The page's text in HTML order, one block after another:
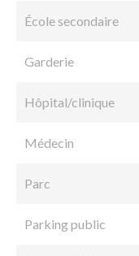
École secondaire
Garderie
Hôpital/clinique
Médecin
Parc
Parking public